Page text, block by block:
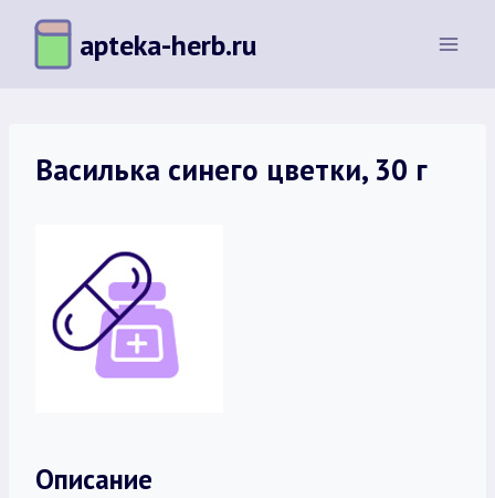
Перейти
содержимому
apteka-herb.ru
Василька синего цветки, 30 г
Описание